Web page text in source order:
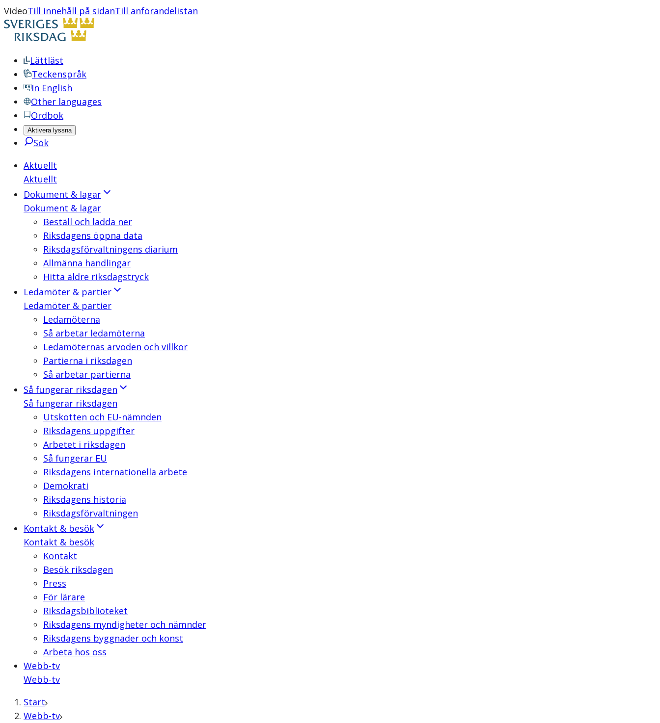
VideoTill innehåll på sidanTill anförandelistan
Lättläst
Teckenspråk
In English
Other languages
Ordbok
Aktivera lyssna
Sök
Aktuellt
Aktuellt
Dokument & lagar
Dokument & lagar
Beställ och ladda ner
Riksdagens öppna data
Riksdagsförvaltningens diarium
Allmänna handlingar
Hitta äldre riksdagstryck
Ledamöter & partier
Ledamöter & partier
Ledamöterna
Så arbetar ledamöterna
Ledamöternas arvoden och villkor
Partierna i riksdagen
Så arbetar partierna
Så fungerar riksdagen
Så fungerar riksdagen
Utskotten och EU-nämnden
Riksdagens uppgifter
Arbetet i riksdagen
Så fungerar EU
Riksdagens internationella arbete
Demokrati
Riksdagens historia
Riksdagsförvaltningen
Kontakt & besök
Kontakt & besök
Kontakt
Besök riksdagen
Press
För lärare
Riksdagsbiblioteket
Riksdagens myndigheter och nämnder
Riksdagens byggnader och konst
Arbeta hos oss
Webb-tv
Webb-tv
Start
Webb-tv